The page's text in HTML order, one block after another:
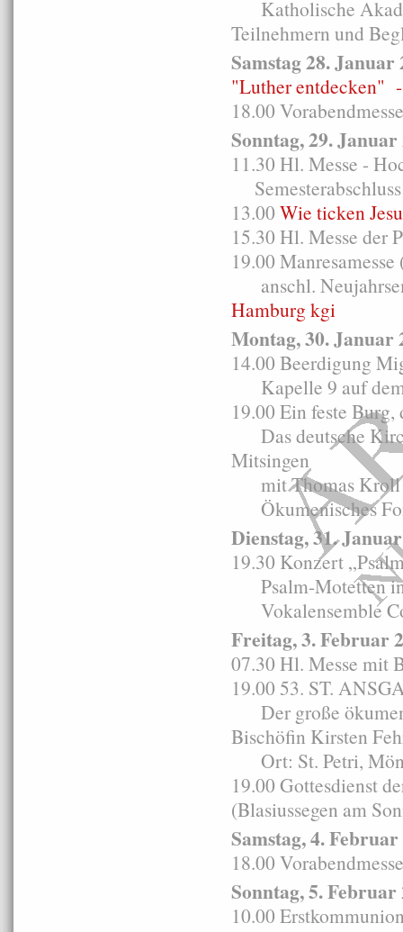
Katholische
Teilnehmern und
Samstag 28. Januar
"Luther entdecken" -
18.00
Sonntag, 29. Januar
11.30 Hl. Messe -
13.00 Wie ticken
15.30 Hl. Messe der
19.00
anschl.
Hamburg kgi
Montag, 30. Januar
14.00 Beerdigung
Kapelle 9 auf
19.00 Ein feste
Das deutsche
Mitsingen
mit Thomas Kroll
Ökumenisches
Dienstag, 31.
19.30 Konzert
Psalm-Motetten in
Vokalensemble
Freitag, 3. Februar
07.30 Hl. Messe mit
19.00 53. ST.
Der große
Bischöfin Kirsten
Ort: St. Petri,
19.00 Gottesdienst
(Blasiussegen am
Samstag, 4. Februar
18.00
Sonntag, 5. Februar
10.00